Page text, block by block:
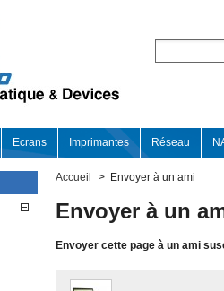
Ecrans Imprimantes Réseau
Accueil > Envoyer à un ami
Envoyer à un
Envoyer cette page à un ami